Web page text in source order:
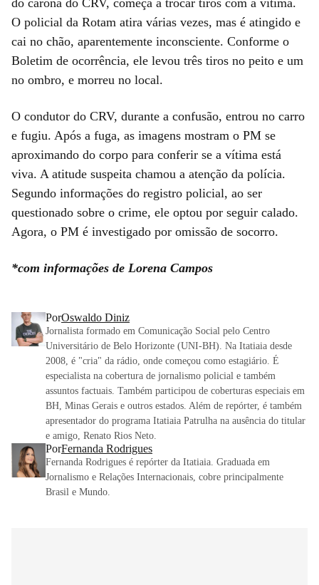
O policial da Rotam atira várias vezes, mas é atingido e
cai no chão, aparentemente inconsciente. Conforme o
Boletim de ocorrência, ele levou três tiros no peito e um
no ombro, e morreu no local.
O condutor do CRV, durante a confusão, entrou no carro
e fugiu. Após a fuga, as imagens mostram o PM se
aproximando do corpo para conferir se a vítima está
viva. A atitude suspeita chamou a atenção da polícia.
Segundo informações do registro policial, ao ser
questionado sobre o crime, ele optou por seguir calado.
Agora, o PM é investigado por omissão de socorro.
*com informações de Lorena Campos
PorOswaldo Diniz
Jornalista formado em Comunicação Social pelo Centro
Universitário de Belo Horizonte (UNI-BH). Na Itatiaia desde
2008, é "cria" da rádio, onde começou como estagiário. É
especialista na cobertura de jornalismo policial e também
assuntos factuais. Também participou de coberturas especiais em
BH, Minas Gerais e outros estados. Além de repórter, é também
apresentador do programa Itatiaia Patrulha na ausência do titular
e amigo, Renato Rios Neto.
PorFernanda Rodrigues
Fernanda Rodrigues é repórter da Itatiaia. Graduada em
Jornalismo e Relações Internacionais, cobre principalmente
Brasil e Mundo.